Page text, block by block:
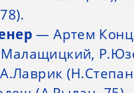
— Артем